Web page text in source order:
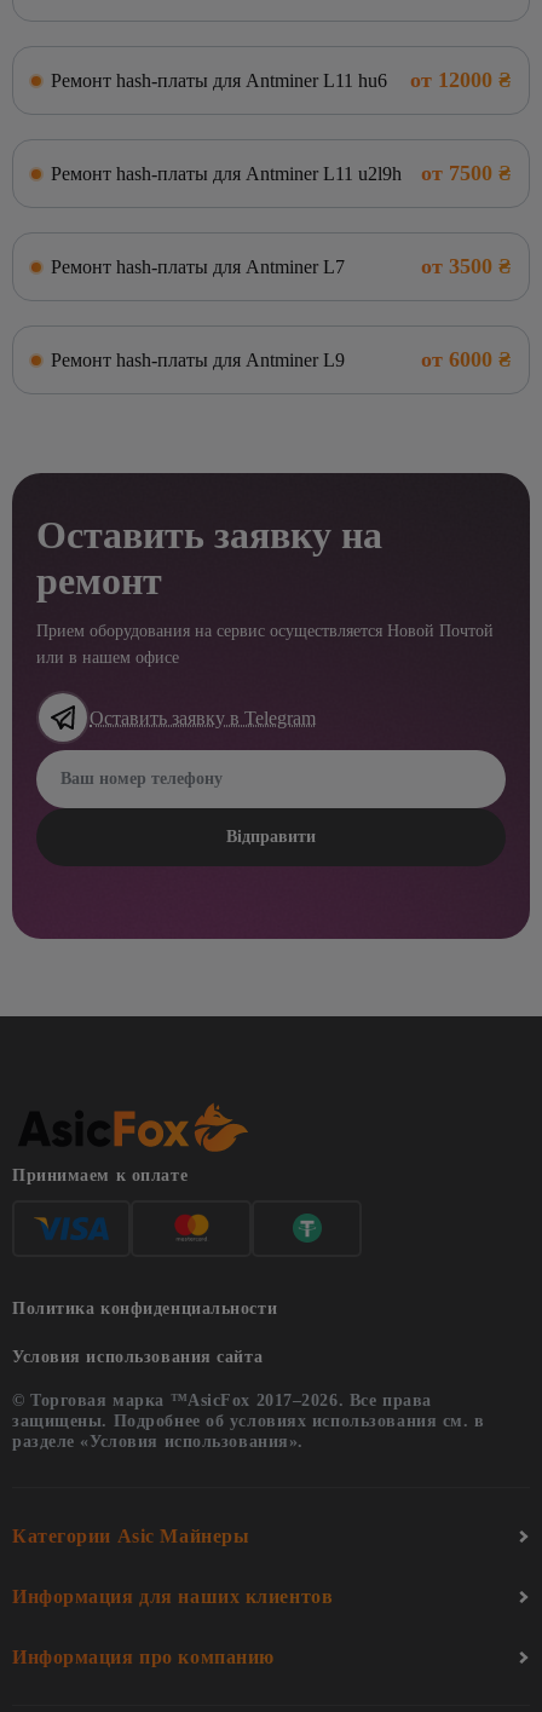
Ремонт hash-платы для Antminer L11 hu6 от 12000 ₴
Ремонт hash-платы для Antminer L11 u2l9h от 7500 ₴
Ремонт hash-платы для Antminer L7 от 3500 ₴
Ремонт hash-платы для Antminer L9 от 6000 ₴
Оставить заявку на
ремонт
Прием оборудования на сервис осуществляется Новой Почтой
или в нашем офисе
Оставить заявку в Telegram
Принимаем к оплате
Политика конфиденциальности
Условия использования сайта
© Торговая марка ™AsicFox 2017–2026. Все права
защищены. Подробнее об условиях использования см. в
разделе «Условия использования».
Категории Asic Майнеры
Информация для наших клиентов
Информация про компанию